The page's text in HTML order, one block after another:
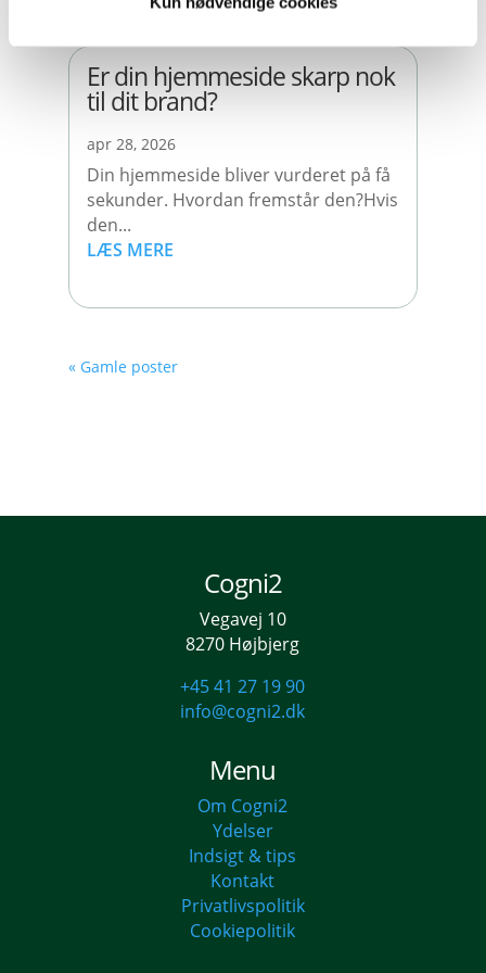
Er din hjemmeside skarp nok
til dit brand?
apr 28, 2026
Din hjemmeside bliver vurderet på få
sekunder. Hvordan fremstår den?Hvis
den...
LÆS MERE
« Gamle poster
Cogni2
Vegavej 10
8270 Højbjerg
+45 41 27 19 90
info@cogni2.dk
Menu
Om Cogni2
Ydelser
Indsigt & tips
Kontakt
Privatlivspolitik
Cookiepolitik